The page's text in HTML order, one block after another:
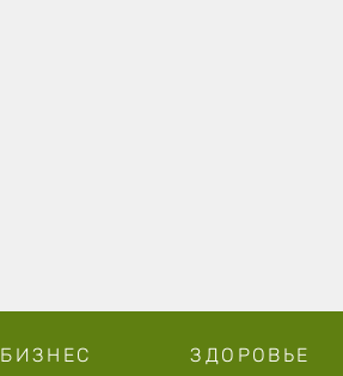
БИЗНЕС ЗДОРОВЬЕ